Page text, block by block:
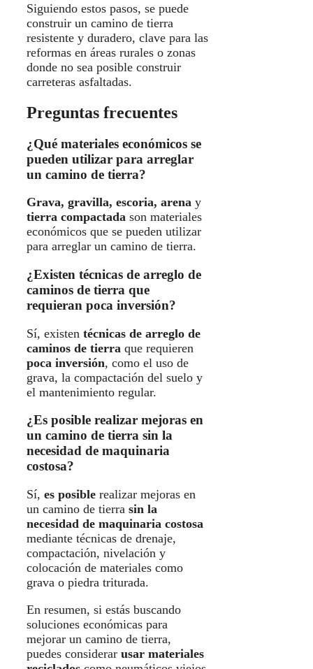
Siguiendo estos pasos, se puede
construir un camino de tierra
resistente y duradero, clave para las
reformas en áreas rurales o zonas
donde no sea posible construir
carreteras asfaltadas.
Preguntas frecuentes
¿Qué materiales económicos se
pueden utilizar para arreglar
un camino de tierra?
Grava, gravilla, escoria, arena y
tierra compactada son materiales
económicos que se pueden utilizar
para arreglar un camino de tierra.
¿Existen técnicas de arreglo de
caminos de tierra que
requieran poca inversión?
Sí, existen técnicas de arreglo de
caminos de tierra que requieren
poca inversión, como el uso de
grava, la compactación del suelo y
el mantenimiento regular.
¿Es posible realizar mejoras en
un camino de tierra sin la
necesidad de maquinaria
costosa?
Sí, es posible realizar mejoras en
un camino de tierra sin la
necesidad de maquinaria costosa
mediante técnicas de drenaje,
compactación, nivelación y
colocación de materiales como
grava o piedra triturada.
En resumen, si estás buscando
soluciones económicas para
mejorar un camino de tierra,
puedes considerar usar materiales